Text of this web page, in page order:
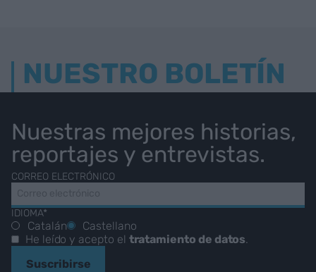
NUESTRO BOLETÍN
Nuestras mejores historias,
reportajes y entrevistas.
CORREO ELECTRÓNICO
IDIOMA*
Catalán
Castellano
He leído y acepto el tratamiento de datos.
Suscribirse